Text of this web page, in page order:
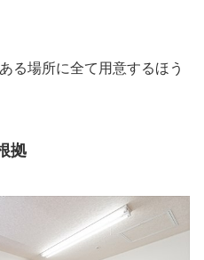
る場所に全て用意するほう
拠